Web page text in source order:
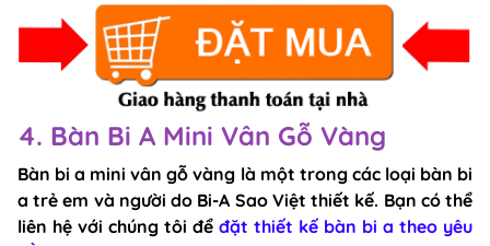
4. Bàn Bi A Mini Vân Gỗ Vàng
Bàn bi a mini vân gỗ vàng là một trong các loại bàn bi
a trẻ em và người do Bi-A Sao Việt thiết kế. Bạn có thể
liên hệ với chúng tôi để đặt thiết kế bàn bi a theo yêu